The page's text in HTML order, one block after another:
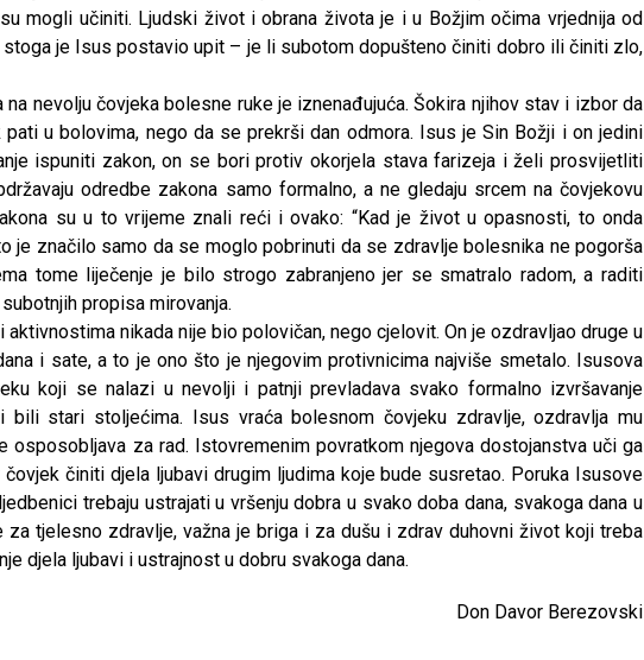
mogli učiniti. Ljudski život i obrana života je i u Božjim očima vrjednija od
je Isus postavio upit – je li subotom dopušteno činiti dobro ili činiti zlo,
na nevolju čovjeka bolesne ruke je iznenađujuća. Šokira njihov stav i izbor da
u bolovima, nego da se prekrši dan odmora. Isus je Sin Božji i on jedini
ispuniti zakon, on se bori protiv okorjela stava farizeja i želi prosvijetliti
odredbe zakona samo formalno, a ne gledaju srcem na čovjekovu
su u to vrijeme znali reći i ovako: “Kad je život u opasnosti, to onda
je značilo samo da se moglo pobrinuti da se zdravlje bolesnika ne pogorša
tome liječenje je bilo strogo zabranjeno jer se smatralo radom, a raditi
propisa mirovanja.
nikada nije bio polovičan, nego cjelovit. On je ozdravljao druge u
i sate, a to je ono što je njegovim protivnicima najviše smetalo. Isusova
koji se nalazi u nevolji i patnji prevladava svako formalno izvršavanje
bili stari stoljećima. Isus vraća bolesnom čovjeku zdravlje, ozdravlja mu
osposobljava za rad. Istovremenim povratkom njegova dostojanstva uči ga
činiti djela ljubavi drugim ljudima koje bude susretao. Poruka Isusove
trebaju ustrajati u vršenju dobra u svako doba dana, svakoga dana u
za tjelesno zdravlje, važna je briga i za dušu i zdrav duhovni život koji treba
djela ljubavi i ustrajnost u dobru svakoga dana.
Don Davor Berezovski
u optužnicu
CNAK
Smrtovdan nadbiskupa Petra Čule